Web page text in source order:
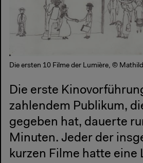
Die ersten 10 Filme der Lumière, ©
Die erste
zahlendem Publikum,
gegeben hat, dauerte
Minuten. Jeder der
kurzen Filme hatte eine